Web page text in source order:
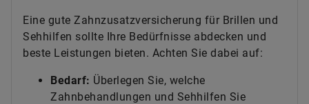
Eine gute Zahnzusatzversicherung für Brillen und
Sehhilfen sollte Ihre Bedürfnisse abdecken und
beste Leistungen bieten. Achten Sie dabei auf:
Bedarf: Überlegen Sie, welche
Zahnbehandlungen und Sehhilfen Sie